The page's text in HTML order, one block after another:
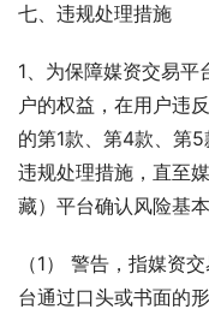
七、违规处理措施
1、为保障媒资交易
户的权益，在用户违
的第1款、第4款、第
违规处理措施，直至
藏）平台确认风险基
（1） 警告，指媒资
台通过口头或书面的